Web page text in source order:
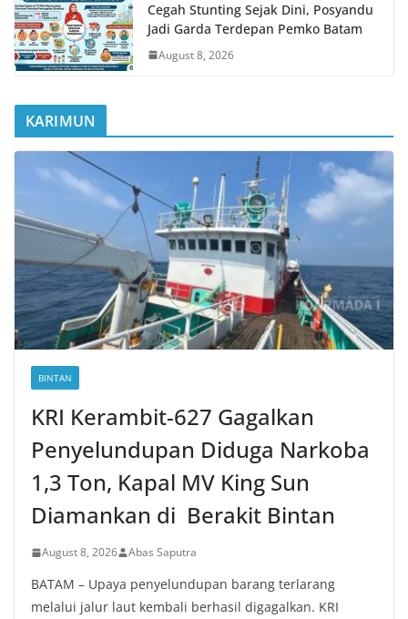
Cegah Stunting Sejak Dini, Posyandu
Jadi Garda Terdepan Pemko Batam
August 8, 2026
KARIMUN
BINTAN
KRI Kerambit-627 Gagalkan
Penyelundupan Diduga Narkoba
1,3 Ton, Kapal MV King Sun
Diamankan di Berakit Bintan
August 8, 2026 Abas Saputra
BATAM – Upaya penyelundupan barang terlarang
melalui jalur laut kembali berhasil digagalkan. KRI